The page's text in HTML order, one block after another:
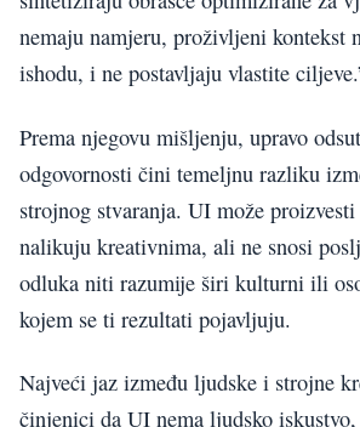
nemaju namjeru, proživljeni kontekst
ishodu, i ne postavljaju vlastite
Prema njegovu mišljenju, upravo
odgovornosti čini temeljnu razliku
strojnog stvaranja. UI može
nalikuju kreativnima, ali ne snosi
odluka niti razumije širi kulturni ili
kojem se ti rezultati pojavljuju.
Najveći jaz između ljudske i strojne
činjenici da UI nema ljudsko